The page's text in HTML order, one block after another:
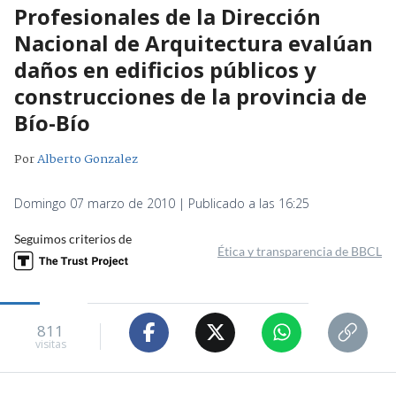
Profesionales de la Dirección
Nacional de Arquitectura evalúan
daños en edificios públicos y
construcciones de la provincia de
Bío-Bío
PorAlberto Gonzalez
Domingo 07 marzo de 2010 | Publicado a las 16:25
Seguimos criterios de
Ética y transparencia de BBCL
811
visitas